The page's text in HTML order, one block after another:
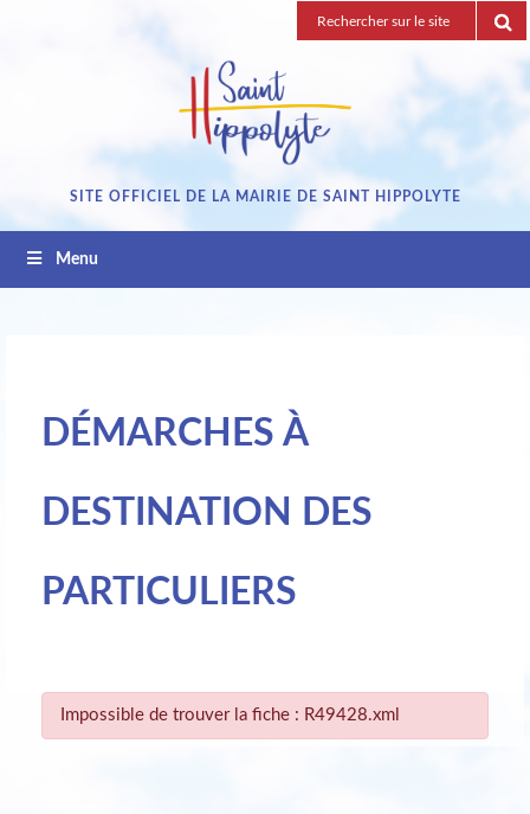
Recherche
pour
SITE OFFICIEL DE LA MAIRIE DE SAINT HIPPOLYTE
Menu
DÉMARCHES À
DESTINATION DES
PARTICULIERS
Impossible de trouver la fiche : R49428.xml